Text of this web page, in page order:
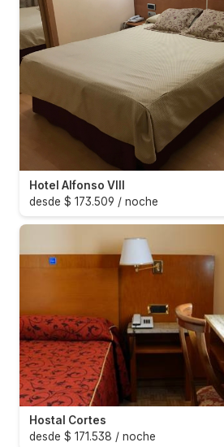
Hotel Alfonso VIII
desde $ 173.509 / noche
Hostal Cortes
desde $ 171.538 / noche